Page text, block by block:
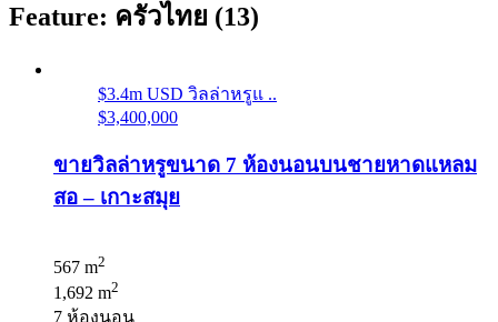
Feature: ครัวไทย (13)
$3.4m USD วิลล่าหรูแ ..
$3,400,000
ขายวิลล่าหรูขนาด 7 ห้องนอนบนชายหาดแหลม
สอ – เกาะสมุย
567 m2
1,692 m2
7 ห้องนอน